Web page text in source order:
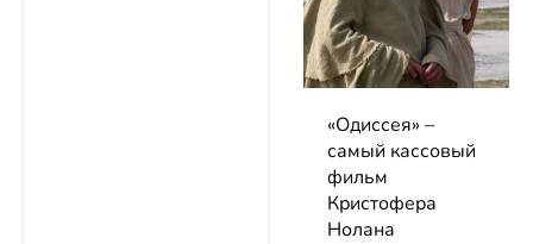
«Одиссея» –
самый кассовый
фильм
Кристофера
Нолана